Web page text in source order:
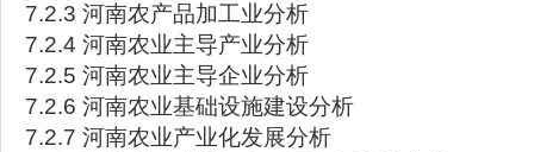
7.2.3 河南农产品加工业分析
7.2.4 河南农业主导产业分析
7.2.5 河南农业主导企业分析
7.2.6 河南农业基础设施建设分析
7.2.7 河南农业产业化发展分析